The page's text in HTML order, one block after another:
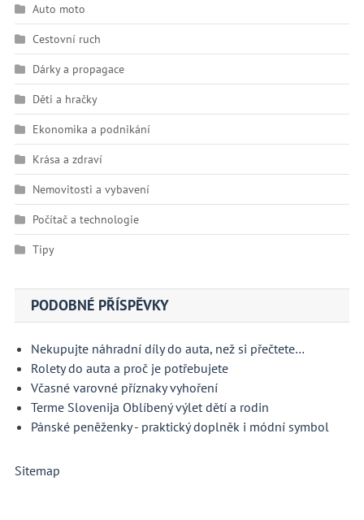
Auto moto
Cestovní ruch
Dárky a propagace
Děti a hračky
Ekonomika a podnikání
Krása a zdraví
Nemovitosti a vybavení
Počítač a technologie
Tipy
PODOBNÉ PŘÍSPĚVKY
Nekupujte náhradní díly do auta, než si přečtete…
Rolety do auta a proč je potřebujete
Včasné varovné příznaky vyhoření
Terme Slovenija Oblíbený výlet dětí a rodin
Pánské peněženky - praktický doplněk i módní symbol
Sitemap